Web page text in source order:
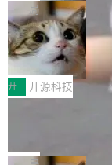
哪些组合有效，作
者部落知识"。 换个
变体：Switchable...
re OS，一个带连接
有科技公司做的一
样。这是
那个创业公司。不
lare Workers 上——
——并且深度集成了
目 Celld，一个能
Workers 和
计思路很直接：每
数据库，按名称寻
存储库里。节点之
没有控制平面，没
个小型数据库，应
库的竞争和爆炸半
了。 闲置的 cell 会
局
鲁大师7月新机性
性能、流畅双第一
新折叠缺席
2026年7月的手机
增，手机厂商的日
放缓，因此硝烟味
Fold8 / Z Flip8）
例如iQOO Z11i、
开 开源科技
Zed 编辑器团队发
个在 git commit 之